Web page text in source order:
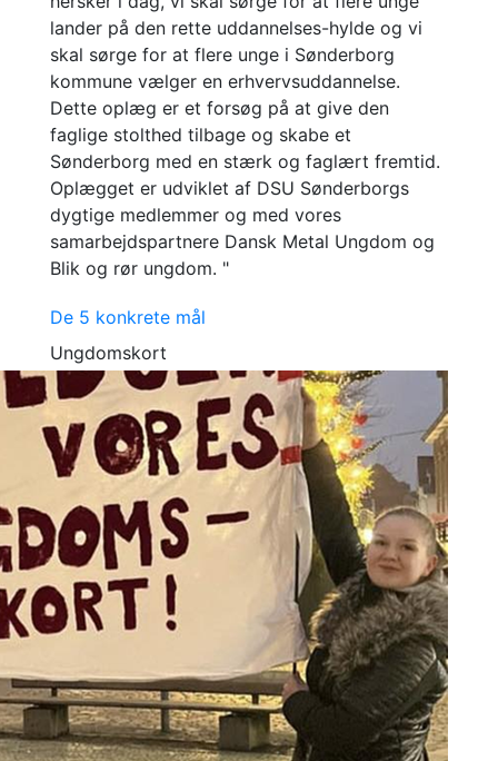
lander på den rette uddannelses-hylde og vi
skal sørge for at flere unge i Sønderborg
kommune vælger en erhvervsuddannelse.
Dette oplæg er et forsøg på at give den
faglige stolthed tilbage og skabe et
Sønderborg med en stærk og faglært fremtid.
Oplægget er udviklet af DSU Sønderborgs
dygtige medlemmer og med vores
samarbejdspartnere Dansk Metal Ungdom og
Blik og rør ungdom. "
De 5 konkrete mål
Ungdomskort